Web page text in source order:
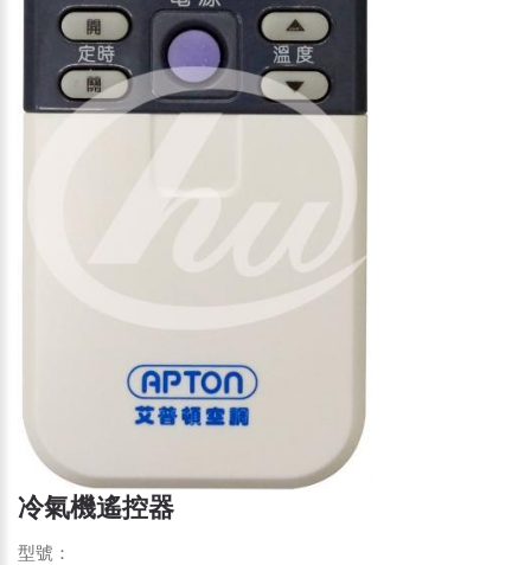
冷氣機遙控器
型號：